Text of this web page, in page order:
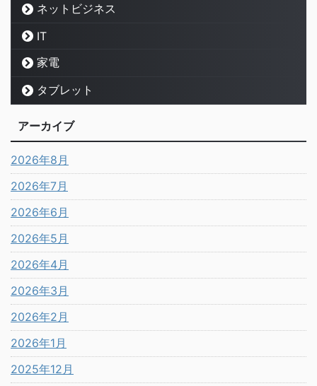
ネットビジネス
IT
家電
タブレット
アーカイブ
2026年8月
2026年7月
2026年6月
2026年5月
2026年4月
2026年3月
2026年2月
2026年1月
2025年12月